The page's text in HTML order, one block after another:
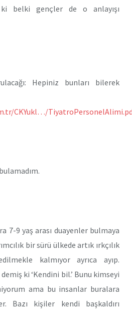
belki gençler de o anlayışı
Hepiniz bunları bilerek
CKYukl…/
7-9 yaş arası duayenler bulmaya
bir sürü ülkede artık ırkçılık
kalmıyor ayrıca ayıp.
ki ‘Kendini bil.’ Bunu kimseyi
ama bu insanlar buralara
Bazı kişiler kendi başkaldırı